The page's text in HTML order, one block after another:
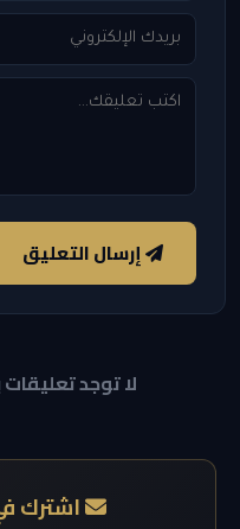
إرسال التعليق
لا توجد
اشترك